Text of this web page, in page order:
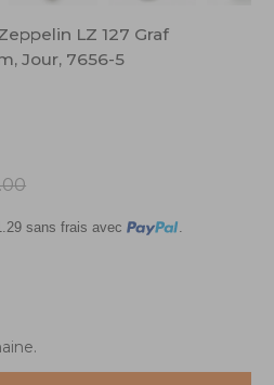
LZ 127 Graf
Jour, 7656-5
sans frais avec .